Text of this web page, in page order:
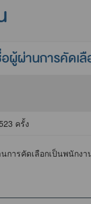
ผู้ผ่านการคัดเ
ครั้ง
การคัดเลือกเป็นพนักง